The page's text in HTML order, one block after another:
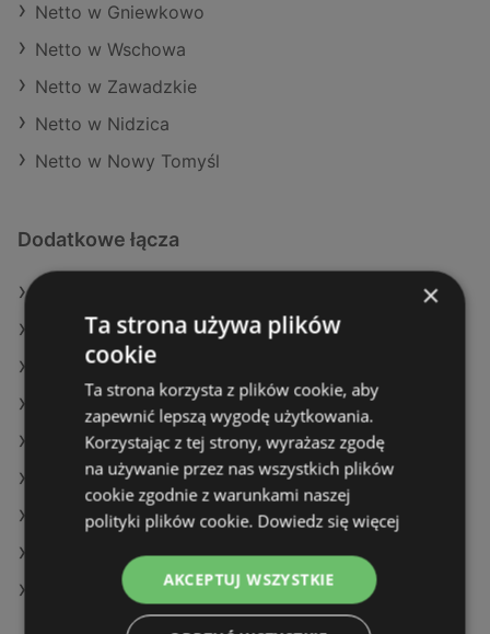
Netto w Gniewkowo
Netto w Wschowa
Netto w Zawadzkie
Netto w Nidzica
Netto w Nowy Tomyśl
Dodatkowe łącza
Oferty Selgros
Oferty SPAR
Aktualne gazetki Dino
Aktualne gazetki E.Leclerc
Aktualne gazetki Lidl
Aktualne gazetki Aldi
Aktualne gazetki Eurocash
Sklepy Netto w Międzyzdroje
×
Ta strona używa plików
cookie
Ta strona korzysta z plików cookie, aby
zapewnić lepszą wygodę użytkowania.
Korzystając z tej strony, wyrażasz zgodę
na używanie przez nas wszystkich plików
cookie zgodnie z warunkami naszej
polityki plików cookie. Dowiedz się więcej
AKCEPTUJ WSZYSTKIE